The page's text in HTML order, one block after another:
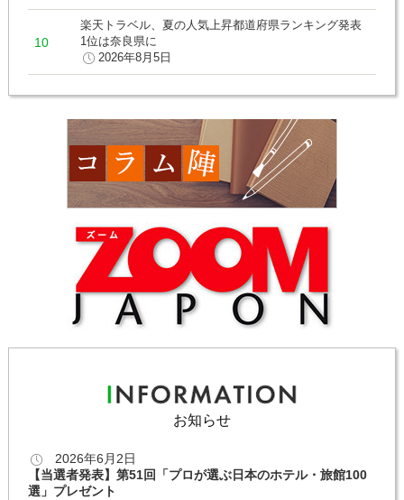
楽天トラベル、夏の人気上昇都道府県ランキング発表
1位は奈良県に
2026年8月5日
お知らせ
2026年6月2日
【当選者発表】第51回「プロが選ぶ日本のホテル・旅館100
選」プレゼント